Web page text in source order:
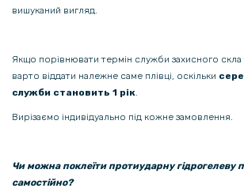
вишуканий вигляд.
Якщо порівнювати термін служби захисного скла
варто віддати належне саме плівці, оскільки
служби становить 1 рік.
Вирізаємо індивідуально під кожне замовлення.
Чи можна поклеїти протиударну гідрогелеву
самостійно?